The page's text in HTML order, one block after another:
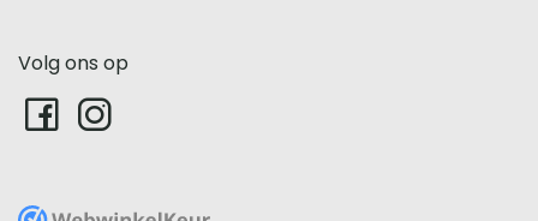
Volg ons op